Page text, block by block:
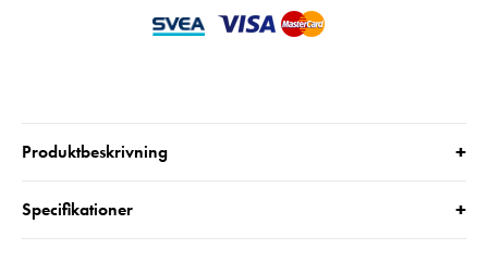
Produktbeskrivning +
Specifikationer +